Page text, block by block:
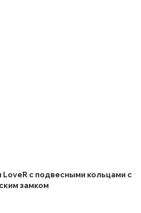
с подвесными кольцами с
замком